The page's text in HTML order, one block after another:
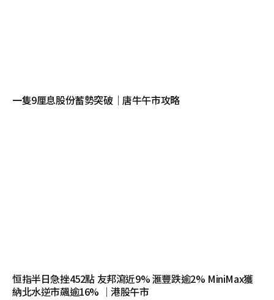
一隻9厘息股份蓄勢突破｜唐牛午市攻略
恒指半日急挫452點 友邦瀉近9% 滙豐跌逾2% MiniMax獲
納北水逆市飆逾16% ｜港股午市